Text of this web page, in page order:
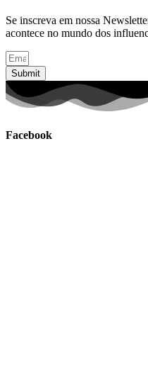
Se inscreva em nossa
acontece no mundo dos
Submit
Facebook